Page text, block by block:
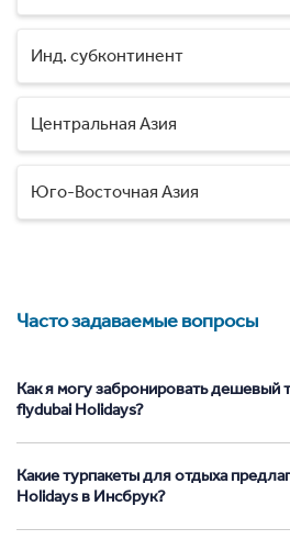
Инд. субконтинент
Центральная Азия
Юго-Восточная Азия
Часто задаваемые вопросы
Как я могу забронировать дешевый
flydubai Holidays?
Какие турпакеты для отдыха
Holidays в Инсбрук?